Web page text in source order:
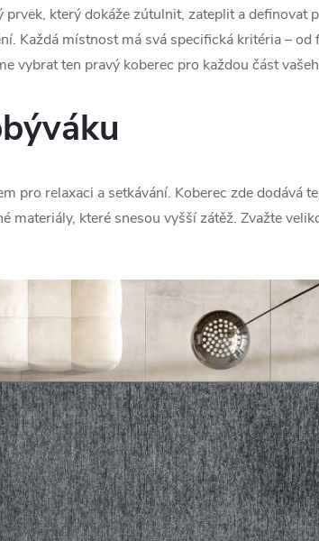
prvek, který dokáže zútulnit, zateplit a definovat
Každá místnost má svá specifická kritéria –
vybrat ten pravý koberec pro každou část
pro relaxaci a setkávání. Koberec zde dodává
materiály, které snesou vyšší zátěž. Zvažte